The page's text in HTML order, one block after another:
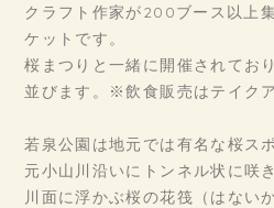
クラフト作家が200ブース以上
ケットです。
桜まつりと一緒に開催されてお
並びます。※飲食販売はテイク
若泉公園は地元では有名な桜ス
元小山川沿いにトンネル状に咲
川面に浮かぶ桜の花筏（はない